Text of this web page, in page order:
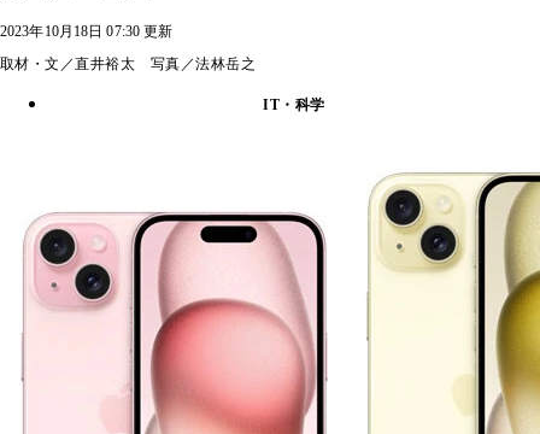
2023年10月18日 07:30 更新
取材・文／直井裕太 写真／法林岳之
IT・科学